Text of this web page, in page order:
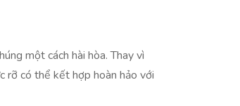
một cách hài hòa. Thay vì
rỡ có thể kết hợp hoàn hảo với